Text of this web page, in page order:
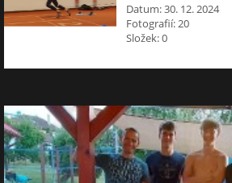
Datum:30. 12. 2024
Fotografií:20
Složek:0